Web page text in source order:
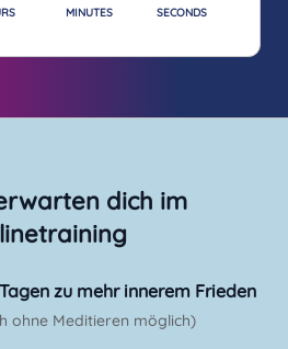
MINUTES SECONDS
dich im
zu mehr innerem Frieden
ohne Meditieren möglich)